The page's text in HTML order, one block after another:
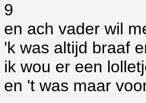
9
en ach vader wil
'k was altijd braaf
ik wou er een
en 't was maar